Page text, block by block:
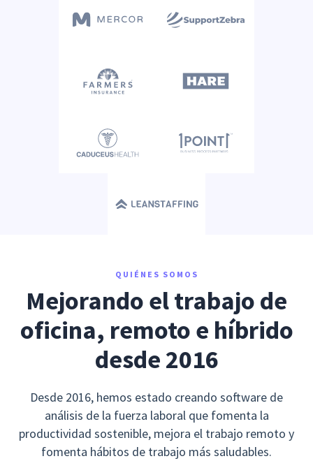
QUIÉNES SOMOS
Mejorando el trabajo de
oficina, remoto e híbrido
desde 2016
Desde 2016, hemos estado creando software de
análisis de la fuerza laboral que fomenta la
productividad sostenible, mejora el trabajo remoto y
fomenta hábitos de trabajo más saludables.